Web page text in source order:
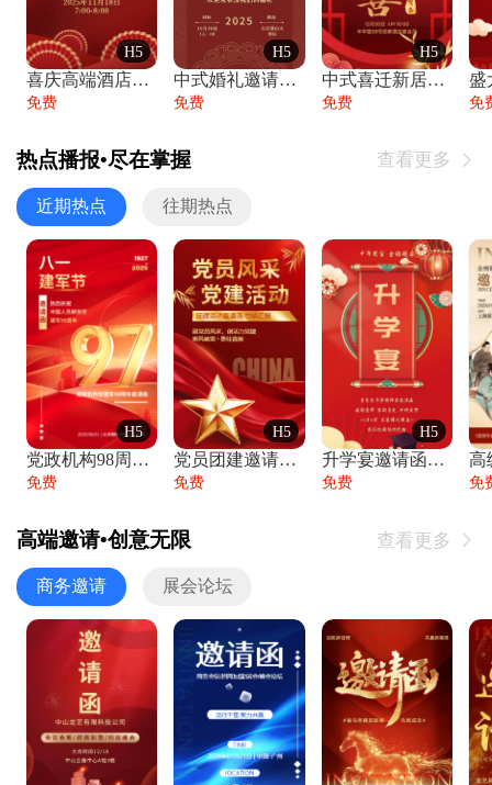
H5
喜庆高端酒店开业大吉邀请函
免费
H5
中式婚礼邀请函中国风传统复古婚礼请柬请帖
免费
H5
中式喜迁新居乔迁之喜邀请函宴会请帖
免费 免
热点播报•尽在掌握 查看更多 
近期热点 往期热点
H5
党政机构98周年八一建军节庆祝晚会活动邀
免费
H5
党员团建邀请函党建活动风采党会工作汇报总
免费
H5
升学宴邀请函喜报金榜题名高端谢师宴邀请函
免费 免
高端邀请•创意无限 查看更多 
商务邀请 展会论坛